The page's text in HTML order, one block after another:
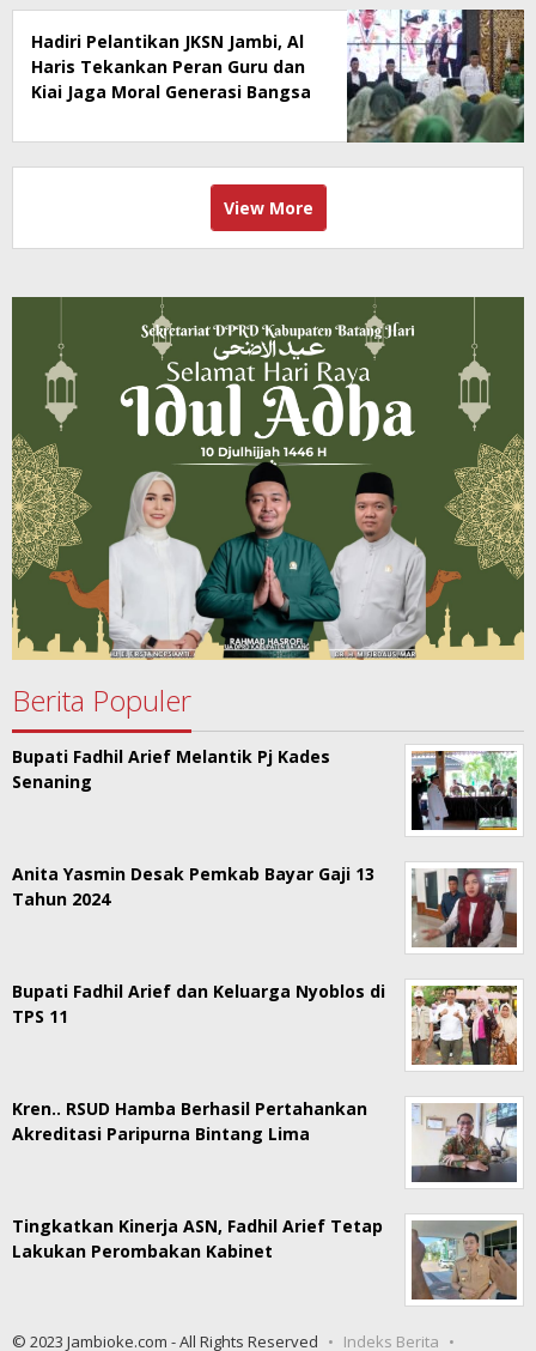
Hadiri Pelantikan JKSN Jambi, Al
Haris Tekankan Peran Guru dan
Kiai Jaga Moral Generasi Bangsa
View More
Berita Populer
Bupati Fadhil Arief Melantik Pj Kades
Senaning
Anita Yasmin Desak Pemkab Bayar Gaji 13
Tahun 2024
Bupati Fadhil Arief dan Keluarga Nyoblos di
TPS 11
Kren.. RSUD Hamba Berhasil Pertahankan
Akreditasi Paripurna Bintang Lima
Tingkatkan Kinerja ASN, Fadhil Arief Tetap
Lakukan Perombakan Kabinet
© 2023 Jambioke.com - All Rights Reserved Indeks Berita